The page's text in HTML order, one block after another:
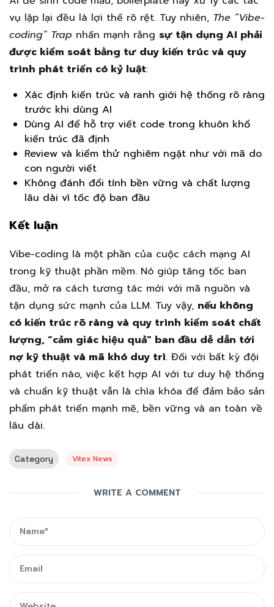
vụ lặp lại đều là lợi thế rõ rệt. Tuy nhiên, The “Vibe-
coding” Trap nhấn mạnh rằng sự tận dụng AI phải
được kiểm soát bằng tư duy kiến trúc và quy
trình phát triển có kỷ luật:
Xác định kiến trúc và ranh giới hệ thống rõ ràng
trước khi dùng AI
Dùng AI để hỗ trợ viết code trong khuôn khổ
kiến trúc đã định
Review và kiểm thử nghiêm ngặt như với mã do
con người viết
Không đánh đổi tính bền vững và chất lượng
lâu dài vì tốc độ ban đầu
Kết luận
Vibe-coding là một phần của cuộc cách mạng AI
trong kỹ thuật phần mềm. Nó giúp tăng tốc ban
đầu, mở ra cách tương tác mới với mã nguồn và
tận dụng sức mạnh của LLM. Tuy vậy, nếu không
có kiến trúc rõ ràng và quy trình kiểm soát chất
lượng, “cảm giác hiệu quả” ban đầu dễ dẫn tới
nợ kỹ thuật và mã khó duy trì. Đối với bất kỳ đội
phát triển nào, việc kết hợp AI với tư duy hệ thống
và chuẩn kỹ thuật vẫn là chìa khóa để đảm bảo sản
phẩm phát triển mạnh mẽ, bền vững và an toàn về
lâu dài.
Category Vitex News
WRITE A COMMENT